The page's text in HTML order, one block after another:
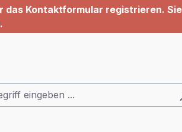
das Kontaktformular registrieren.